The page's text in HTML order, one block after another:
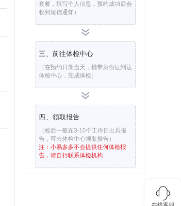
套餐，填写个人信息，预约成功后会
收到短信通知）
三、前往体检中心
（在预约日期当天，携带身份证到达
体检中心，完成体检）
四、领取报告
（检后一般在3-10个工作日出具报
告，可去体检中心领取报告）
注：小易多多不会提供任何体检报
告，请自行联系体检机构